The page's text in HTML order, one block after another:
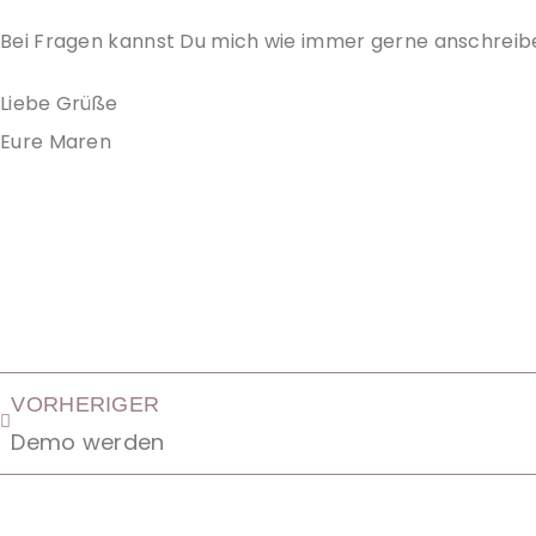
Bei Fragen kannst Du mich wie immer gerne
Liebe Grüße
Eure Maren
VORHERIGER
Demo werden